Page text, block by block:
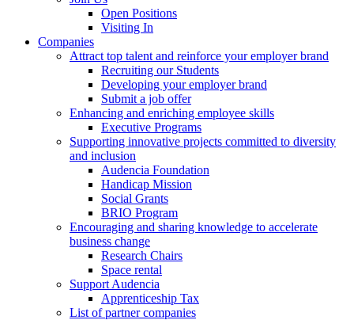
Open Positions
Visiting In
Companies
Attract top talent and reinforce your employer brand
Recruiting our Students
Developing your employer brand
Submit a job offer
Enhancing and enriching employee skills
Executive Programs
Supporting innovative projects committed to diversity
and inclusion
Audencia Foundation
Handicap Mission
Social Grants
BRIO Program
Encouraging and sharing knowledge to accelerate
business change
Research Chairs
Space rental
Support Audencia
Apprenticeship Tax
List of partner companies